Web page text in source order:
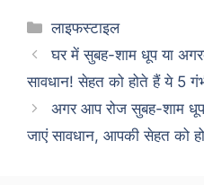
Categories
लाइफस्टाइल
घर में सुबह-शाम धूप या
सावधान! सेहत को होते हैं ये 5
अगर आप रोज सुबह-शाम धूप
जाएं सावधान, आपकी सेहत को